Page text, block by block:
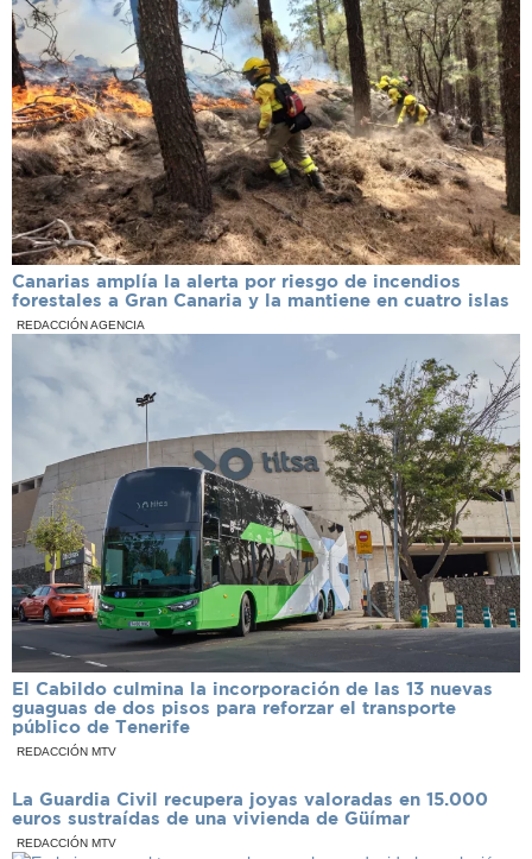
Canarias amplía la alerta por riesgo de incendios
forestales a Gran Canaria y la mantiene en cuatro islas
REDACCIÓN AGENCIA
El Cabildo culmina la incorporación de las 13 nuevas
guaguas de dos pisos para reforzar el transporte
público de Tenerife
REDACCIÓN MTV
La Guardia Civil recupera joyas valoradas en 15.000
euros sustraídas de una vivienda de Güímar
REDACCIÓN MTV